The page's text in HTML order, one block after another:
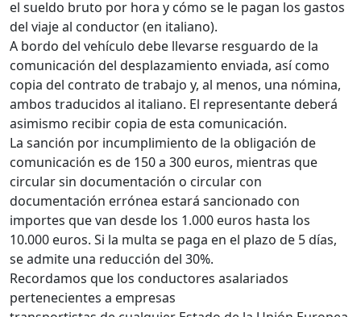
el sueldo bruto por hora y cómo se le pagan los gastos
del viaje al conductor (en italiano).
A bordo del vehículo debe llevarse resguardo de la
comunicación del desplazamiento enviada, así como
copia del contrato de trabajo y, al menos, una nómina,
ambos traducidos al italiano. El representante deberá
asimismo recibir copia de esta comunicación.
La sanción por incumplimiento de la obligación de
comunicación es de 150 a 300 euros, mientras que
circular sin documentación o circular con
documentación errónea estará sancionado con
importes que van desde los 1.000 euros hasta los
10.000 euros. Si la multa se paga en el plazo de 5 días,
se admite una reducción del 30%.
Recordamos que los conductores asalariados
pertenecientes a empresas